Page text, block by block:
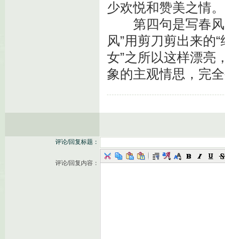
少欢悦和赞美之情。
第四句是写春
风”用剪刀剪出来的
女”之所以这样漂亮
象的主观情思，完
评论/回复标题：
评论/回复内容：